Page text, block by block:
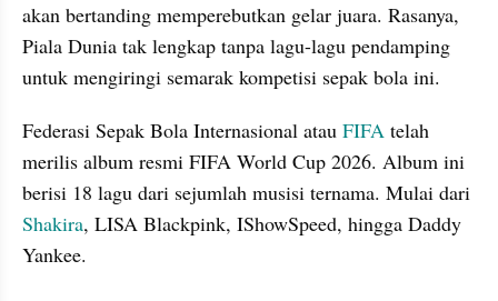
akan bertanding memperebutkan gelar juara. Rasanya,
Piala Dunia tak lengkap tanpa lagu-lagu pendamping
untuk mengiringi semarak kompetisi sepak bola ini.
Federasi Sepak Bola Internasional atau FIFA telah
merilis album resmi FIFA World Cup 2026. Album ini
Shakira, LISA Blackpink, IShowSpeed, hingga Daddy
Yankee.